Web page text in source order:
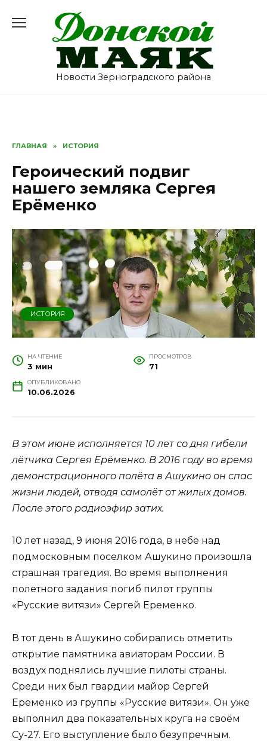
содержанию
Новости Зерноградского района
ГЛАВНАЯ » ИСТОРИЯ
Героический подвиг
нашего земляка Сергея
Ерёменко
ИСТОРИЯ
НА ЧТЕНИЕ
3 мин
ПРОСМОТРОВ
71
ОПУБЛИКОВАНО
10.06.2026
В этом июне исполняется 10 лет со дня гибели
лётчика Сергея Ерёменко. В 2016 году во время
демонстрационного полёта в Ашукино он спас
жизни людей, отводя самолёт от жилых домов.
После этого радиоэфир затих.
10 лет назад, 9 июня 2016 года, в небе над
подмосковным поселком Ашукино произошла
страшная трагедия. Во время выполнения
полетного задания погиб пилот группы
«Русские витязи» Сергей Еременко.
В тот день в Ашукино собирались отметить
открытие памятника авиаторам России. В
воздух поднялись лучшие пилоты страны.
Среди них был гвардии майор Сергей
Еременко из группы «Русские витязи». Он уже
выполнил два показательных круга на своём
Су-27. Его выступление было безупречным.